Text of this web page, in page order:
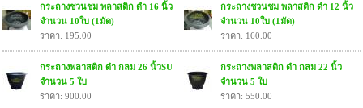
กระถางชวนชม พลาสติก ดำ 16 นิ้ว
จำนวน 10ใบ (1มัด)
ราคา: 195.00
กระถางชวนชม พลาสติก ดำ 12 นิ้ว
จำนวน 10ใบ (1มัด)
ราคา: 160.00
กระถางพลาสติก ดำ กลม 26 นิ้วSU
จำนวน 5 ใบ
ราคา: 900.00
กระถางพลาสติก ดำ กลม 22 นิ้ว
จำนวน 5 ใบ
ราคา: 550.00